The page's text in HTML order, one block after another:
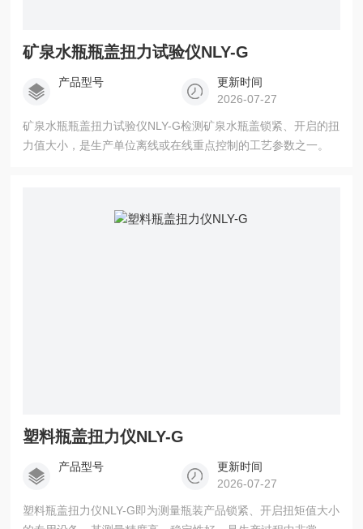
矿泉水瓶瓶盖扭力试验仪NLY-G
产品型号
更新时间
2026-07-27
矿泉水瓶瓶盖扭力试验仪NLY-G检测矿泉水瓶盖锁紧、开启的扭
力值大小，是生产单位离线或在线重点控制的工艺参数之一。
塑料瓶盖扭力仪NLY-G
产品型号
更新时间
2026-07-27
塑料瓶盖扭力仪NLY-G即为测量瓶装产品锁紧、开启扭矩值大小